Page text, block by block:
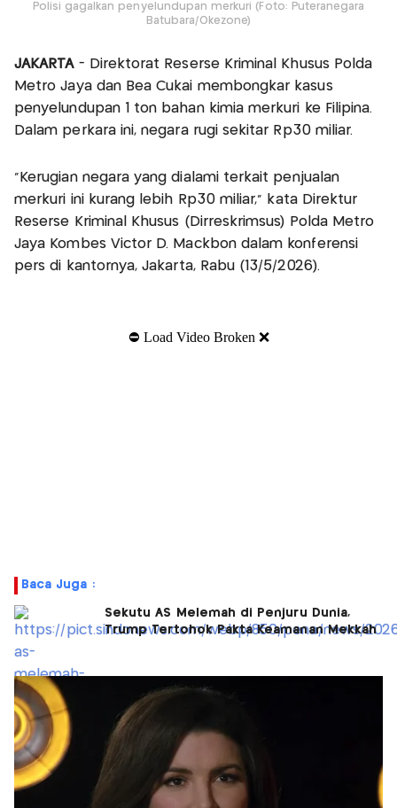
Polisi gagalkan penyelundupan merkuri (Foto: Puteranegara
Batubara/Okezone)
JAKARTA - Direktorat Reserse Kriminal Khusus Polda
Metro Jaya dan Bea Cukai membongkar kasus
penyelundupan 1 ton bahan kimia merkuri ke Filipina.
Dalam perkara ini, negara rugi sekitar Rp30 miliar.
"Kerugian negara yang dialami terkait penjualan
merkuri ini kurang lebih Rp30 miliar," kata Direktur
Reserse Kriminal Khusus (Dirreskrimsus) Polda Metro
Jaya Kombes Victor D. Mackbon dalam konferensi
pers di kantornya, Jakarta, Rabu (13/5/2026).
Baca Juga :
Sekutu AS Melemah di Penjuru Dunia,
Trump Tertohok Pakta Keamanan Mekkah